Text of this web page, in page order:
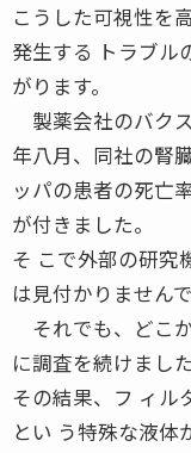
こうした可視性を
発生する トラブル
がります。
製薬会社のバク
年八月、同社の腎
ッパの患者の死亡
が付きました。
そ こで外部の研究
は見付かりませんで
それでも、どこ
に調査を続けました
その結果、フ ィル
とい う特殊な液体